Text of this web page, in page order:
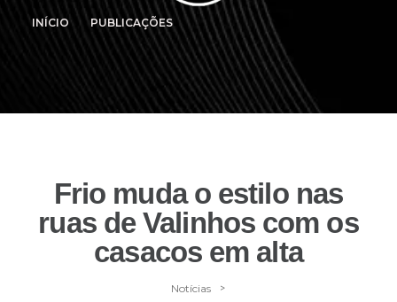
INÍCIO PUBLICAÇÕES
Frio muda o estilo nas
ruas de Valinhos com os
casacos em alta
Notícias >